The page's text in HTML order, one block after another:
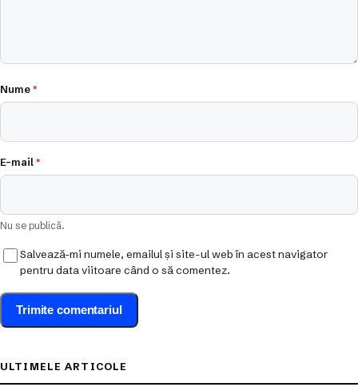
Nume*
E-mail*
Nu se publică.
Salvează-mi numele, emailul și site-ul web în acest navigator
pentru data viitoare când o să comentez.
ULTIMELE ARTICOLE